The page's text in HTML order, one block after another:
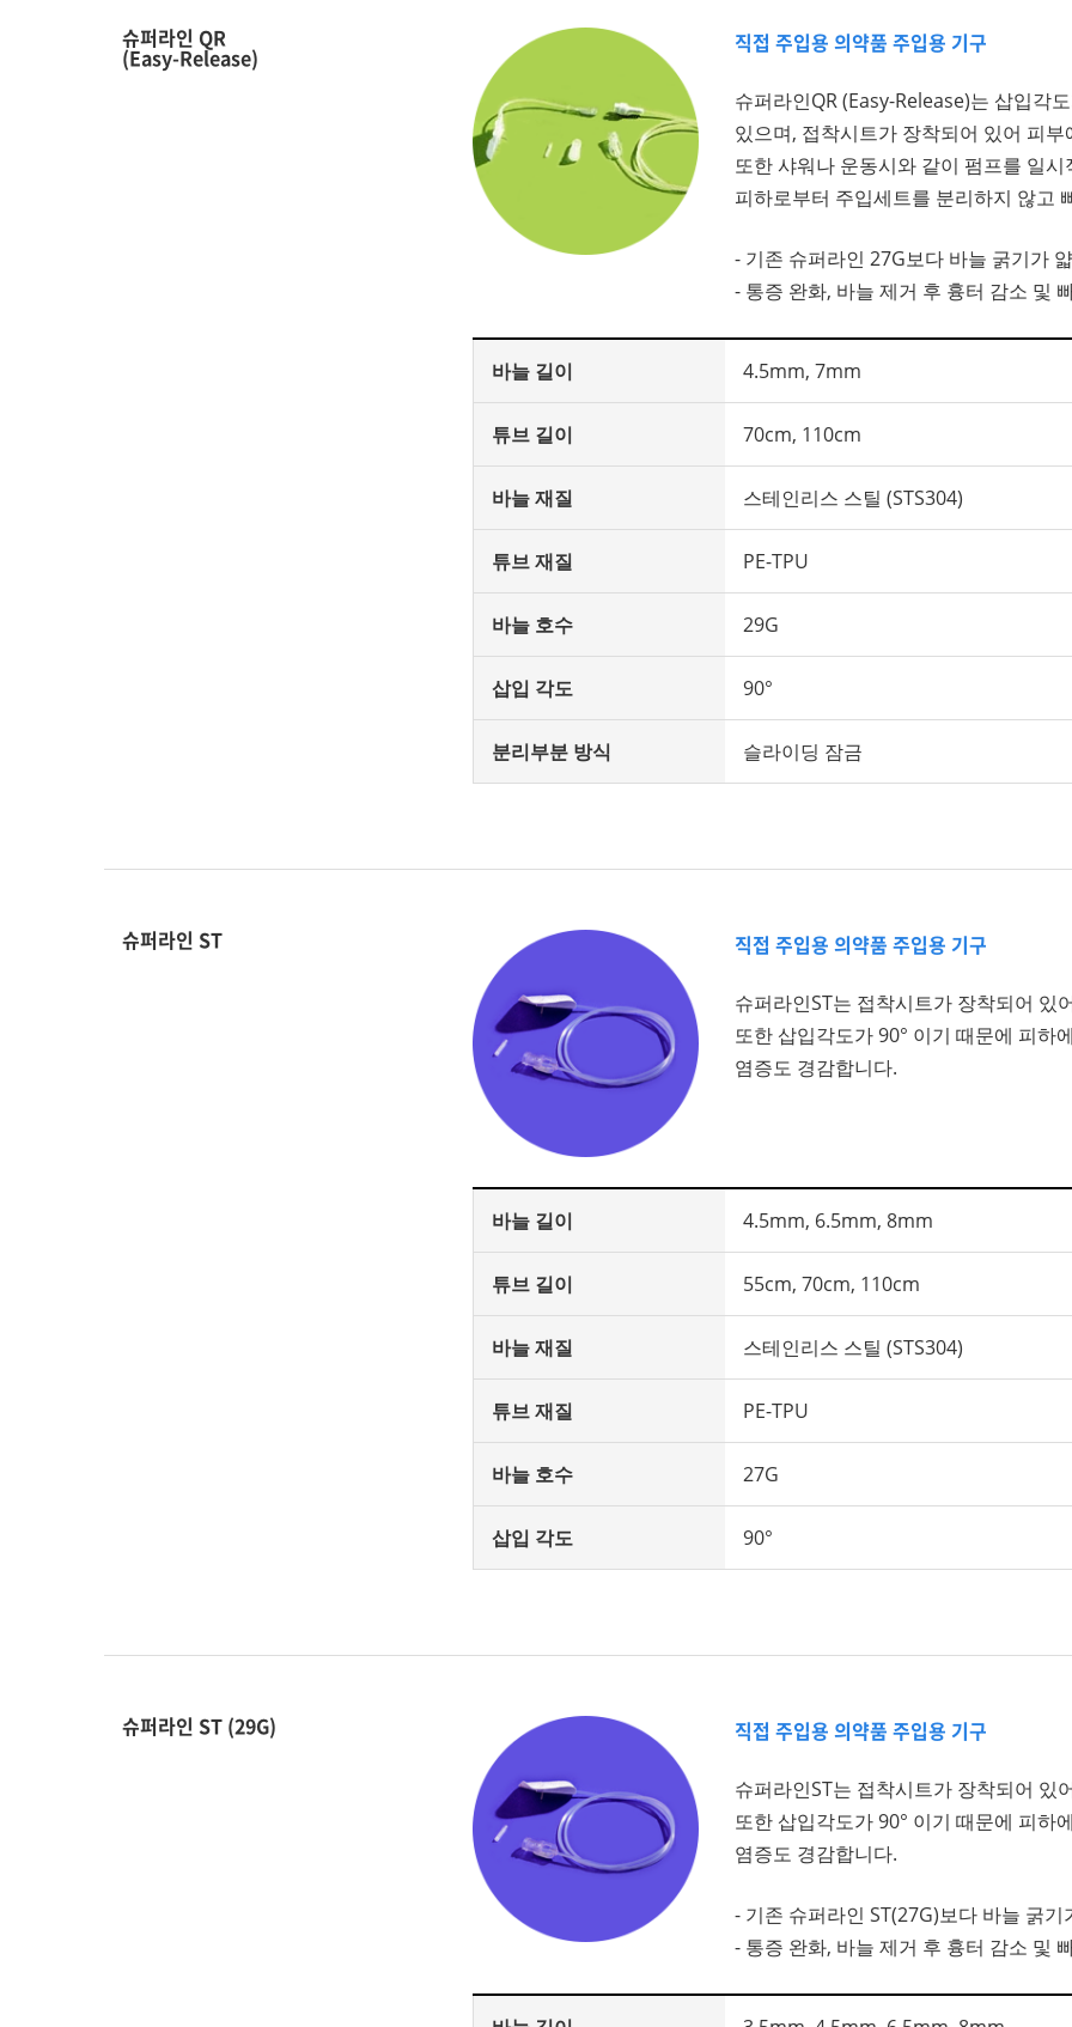
슈퍼라인 QR
(Easy-Release)
직접 주입용 의약품 주입용 기구
슈퍼라인QR (Easy-Release)는 삽입각
있으며, 접착시트가 장착되어 있어 피
또한 샤워나 운동시와 같이 펌프를 일
피하로부터 주입세트를 분리하지 않고
- 기존 슈퍼라인 27G보다 바늘 굵기가
- 통증 완화, 바늘 제거 후 흉터 감소 및
바늘 길이 4.5mm, 7mm
튜브 길이 70cm, 110cm
바늘 재질 스테인리스 스틸 (STS304)
튜브 재질 PE-TPU
바늘 호수 29G
삽입 각도 90°
분리부분 방식 슬라이딩 잠금
슈퍼라인 ST 직접 주입용 의약품 주입용 기구
슈퍼라인ST는 접착시트가 장착되어 있
또한 삽입각도가 90° 이기 때문에 피하
염증도 경감합니다.
바늘 길이 4.5mm, 6.5mm, 8mm
튜브 길이 55cm, 70cm, 110cm
바늘 재질 스테인리스 스틸 (STS304)
튜브 재질 PE-TPU
바늘 호수 27G
삽입 각도 90°
슈퍼라인 ST (29G) 직접 주입용 의약품 주입용 기구
슈퍼라인ST는 접착시트가 장착되어 있
또한 삽입각도가 90° 이기 때문에 피하
염증도 경감합니다.
- 기존 슈퍼라인 ST(27G)보다 바늘 굵기
- 통증 완화, 바늘 제거 후 흉터 감소 및